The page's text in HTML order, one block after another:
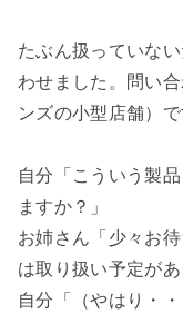
たぶん扱っていな
わせました。問い
ンズの小型店舗）で
自分「こういう製
ますか？」
お姉さん「少々お
は取り扱い予定があ
自分「（やはり・